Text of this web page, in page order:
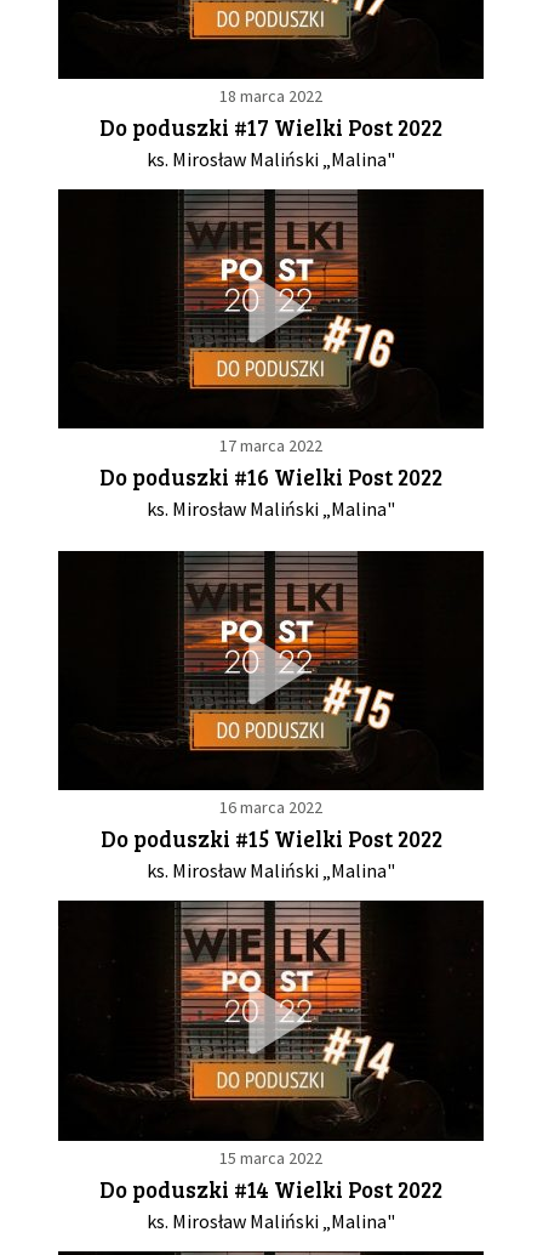
18 marca 2022
Do poduszki #17 Wielki Post 2022
ks. Mirosław Maliński „Malina"
17 marca 2022
Do poduszki #16 Wielki Post 2022
ks. Mirosław Maliński „Malina"
16 marca 2022
Do poduszki #15 Wielki Post 2022
ks. Mirosław Maliński „Malina"
15 marca 2022
Do poduszki #14 Wielki Post 2022
ks. Mirosław Maliński „Malina"